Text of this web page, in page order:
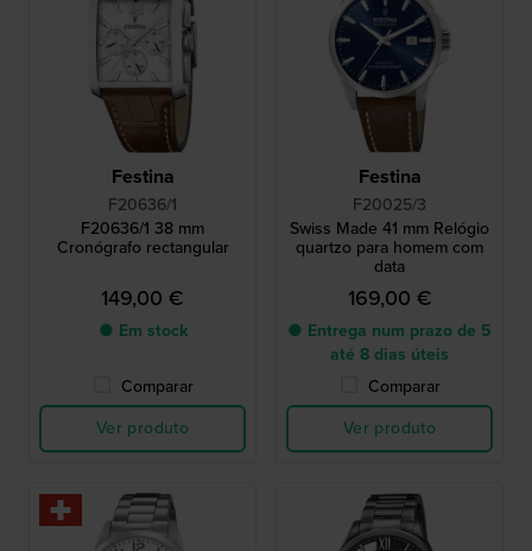
Festina
F20636/1
F20636/1 38 mm
Cronógrafo rectangular
149,00 €
● Em stock
Comparar
Ver produto
Festina
F20025/3
Swiss Made 41 mm Relógio
quartzo para homem com
data
169,00 €
● Entrega num prazo de 5
até 8 dias úteis
Comparar
Ver produto